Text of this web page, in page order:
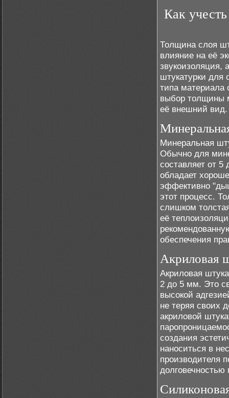
Как
Толщина слоя
влияние на её
звукоизоляция,
штукатурки для
типа материала
выбор толщины
её внешний вид.
Минеральная
Обычно для
составляет от
обладает
эффективно
этот процесс.
слишком
её
обеспечения
Акриловая
Акриловая
2 до 5 мм. Это
высокой
не теряя своих
акриловой
создания
наноситься в
производителя
долговечностью